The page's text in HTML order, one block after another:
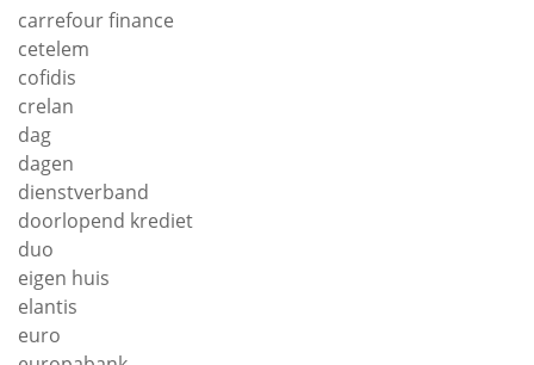
carrefour finance
cetelem
cofidis
crelan
dag
dagen
dienstverband
doorlopend krediet
duo
eigen huis
elantis
euro